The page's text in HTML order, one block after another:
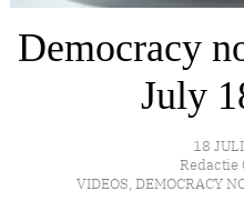
Democracy
July
18
Redactie
VIDEOS, DEMOCRACY